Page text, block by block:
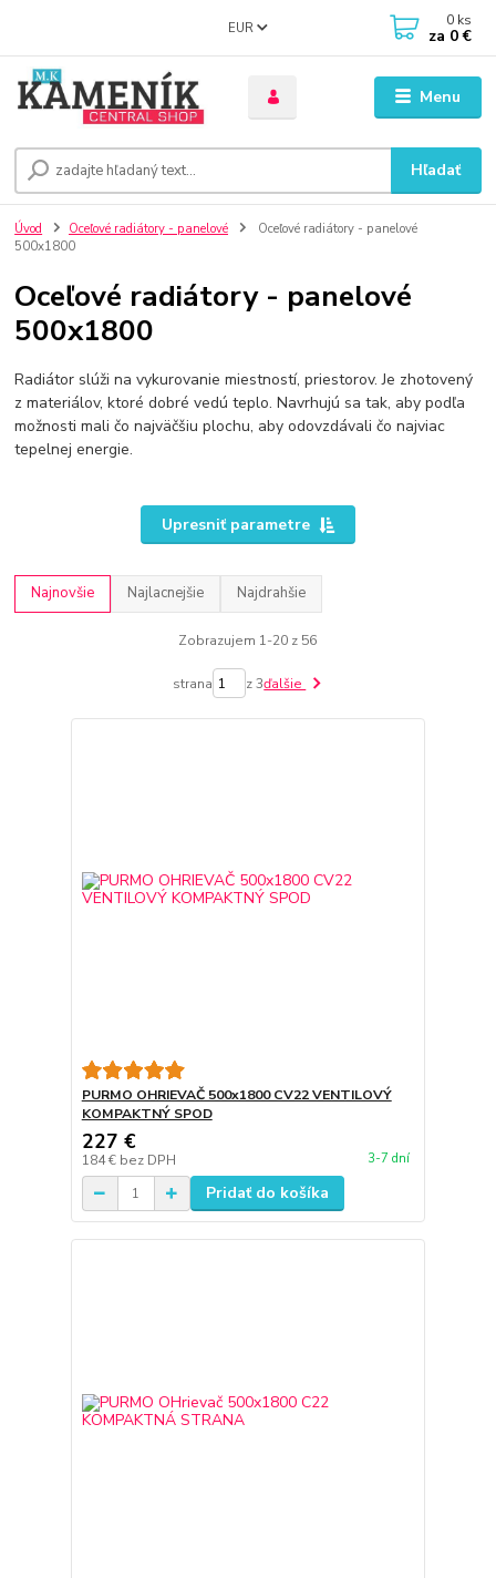
Menu
EUR
Hľadať
0 ks
za 0 €
Úvod Oceľové radiátory - panelové
Oceľové radiátory - panelové
500x1800
Oceľové radiátory - panelové
500x1800
Radiátor slúži na vykurovanie miestností, priestorov. Je zhotovený
z materiálov, ktoré dobré vedú teplo. Navrhujú sa tak, aby podľa
možnosti mali čo najväčšiu plochu, aby odovzdávali čo najviac
tepelnej energie.
Upresniť parametre
Najnovšie Najlacnejšie Najdrahšie
Zobrazujem 1-20 z 56
strana z 3ďalšie
PURMO OHRIEVAČ 500x1800 CV22 VENTILOVÝ
KOMPAKTNÝ SPOD
227 €
184 € bez DPH 3-7 dní
Pridať do košíka